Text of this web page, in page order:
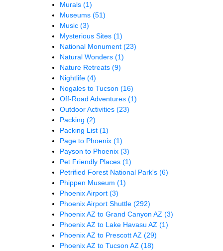
Murals (1)
Museums (51)
Music (3)
Mysterious Sites (1)
National Monument (23)
Natural Wonders (1)
Nature Retreats (9)
Nightlife (4)
Nogales to Tucson (16)
Off-Road Adventures (1)
Outdoor Activities (23)
Packing (2)
Packing List (1)
Page to Phoenix (1)
Payson to Phoenix (3)
Pet Friendly Places (1)
Petrified Forest National Park's (6)
Phippen Museum (1)
Phoenix Airport (3)
Phoenix Airport Shuttle (292)
Phoenix AZ to Grand Canyon AZ (3)
Phoenix AZ to Lake Havasu AZ (1)
Phoenix AZ to Prescott AZ (29)
Phoenix AZ to Tucson AZ (18)